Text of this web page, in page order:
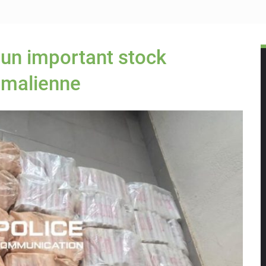
du fleuve Sénégal poursuit sa montée à Podor, les
Diagne prêtera serment le 11 août comme président du
important stock